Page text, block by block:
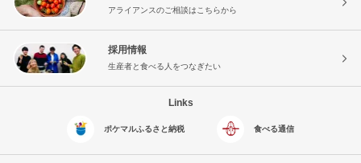
アライアンスのご相談はこちらから
採用情報
生産者と食べる人をつなぎたい
Links
ポケマルふるさと納税 食べる通信